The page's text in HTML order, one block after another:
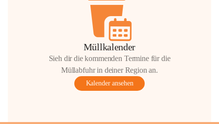
Müllkalender
Sieh dir die kommenden Termine für die
Müllabfuhr in deiner Region an.
Kalender ansehen